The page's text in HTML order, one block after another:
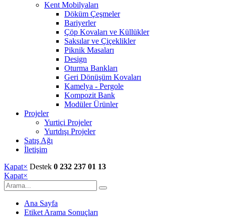
Kent Mobilyaları
Döküm Çeşmeler
Bariyerler
Çöp Kovaları ve Küllükler
Saksılar ve Çiçeklikler
Piknik Masaları
Design
Oturma Bankları
Geri Dönüşüm Kovaları
Kamelya - Pergole
Kompozit Bank
Modüler Ürünler
Projeler
Yurtiçi Projeler
Yurtdışı Projeler
Satış Ağı
İletişim
Kapat× Destek 0 232 237 01 13
Kapat×
Ana Sayfa
Etiket Arama Sonuçları